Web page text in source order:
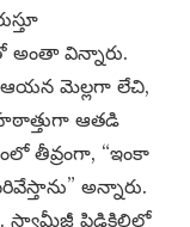
విన్నారు.
ఆయన మెల్లగా లేచి,
హఠాత్తుగా ఆతడి
తీవ్రంగా, “ఇంకా
అన్నారు.
స్వామీజీ పిడికిలిలో